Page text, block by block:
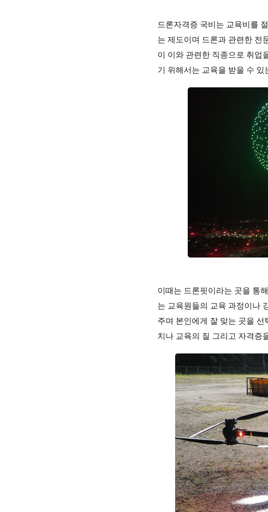
드론자격증 국비는 교육비를
는 제도이며 드론과 관련한 전
이 이와 관련한 직종으로 취업
기 위해서는 교육을 받을 수
이때는 드론핏이라는 곳을 통
는 교육원들의 교육 과정이나
주며 본인에게 잘 맞는 곳을
치나 교육의 질 그리고 자격증